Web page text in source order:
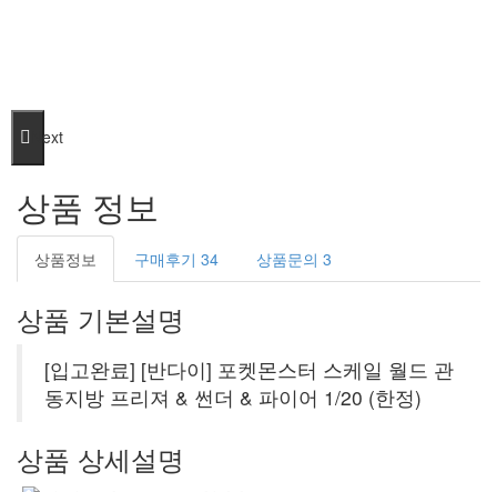
Next
상품 정보
상품정보 구매후기 34 상품문의 3
상품 기본설명
[입고완료] [반다이] 포켓몬스터 스케일 월드 관
동지방 프리져 & 썬더 & 파이어 1/20 (한정)
상품 상세설명